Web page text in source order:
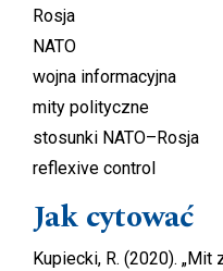
Rosja
NATO
wojna informacyjna
mity polityczne
stosunki NATO–Rosja
reflexive control
Jak cytować
Kupiecki, R. (2020).